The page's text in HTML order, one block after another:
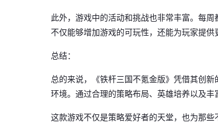
此外，游戏中的活动和挑战也非常丰富。每
不仅能够增加游戏的可玩性，还能为玩家提供
总结：
总的来说，《铁杆三国不氪金版》凭借其创
环境。通过合理的策略布局、英雄培养以及丰
这款游戏不仅是策略爱好者的天堂，也为那